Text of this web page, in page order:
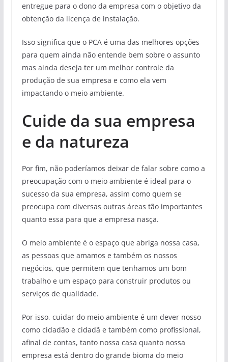
entregue para o dono da empresa com o objetivo da
obtenção da licença de instalação.
Isso significa que o PCA é uma das melhores opções
para quem ainda não entende bem sobre o assunto
mas ainda deseja ter um melhor controle da
produção de sua empresa e como ela vem
impactando o meio ambiente.
Cuide da sua empresa
e da natureza
Por fim, não poderíamos deixar de falar sobre como a
preocupação com o meio ambiente é ideal para o
sucesso da sua empresa, assim como quem se
preocupa com diversas outras áreas tão importantes
quanto essa para que a empresa nasça.
O meio ambiente é o espaço que abriga nossa casa,
as pessoas que amamos e também os nossos
negócios, que permitem que tenhamos um bom
trabalho e um espaço para construir produtos ou
serviços de qualidade.
Por isso, cuidar do meio ambiente é um dever nosso
como cidadão e cidadã e também como profissional,
afinal de contas, tanto nossa casa quanto nossa
empresa está dentro do grande bioma do meio